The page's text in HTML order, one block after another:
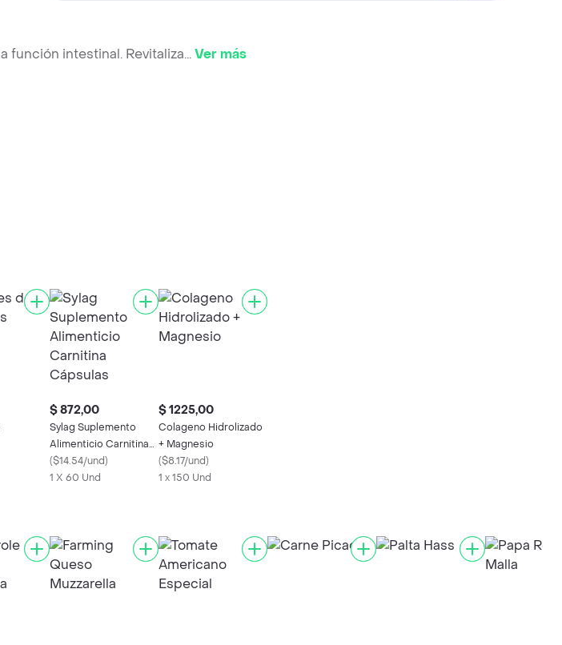
función intestinal. Revitaliza...Ver más
$ 872,00
Sylag Suplemento
Alimenticio Carnitina
Cápsulas
($14.54/und)
1 X 60 Und
$ 1225,00
Colageno Hidrolizado
+ Magnesio
($8.17/und)
1 x 150 Und